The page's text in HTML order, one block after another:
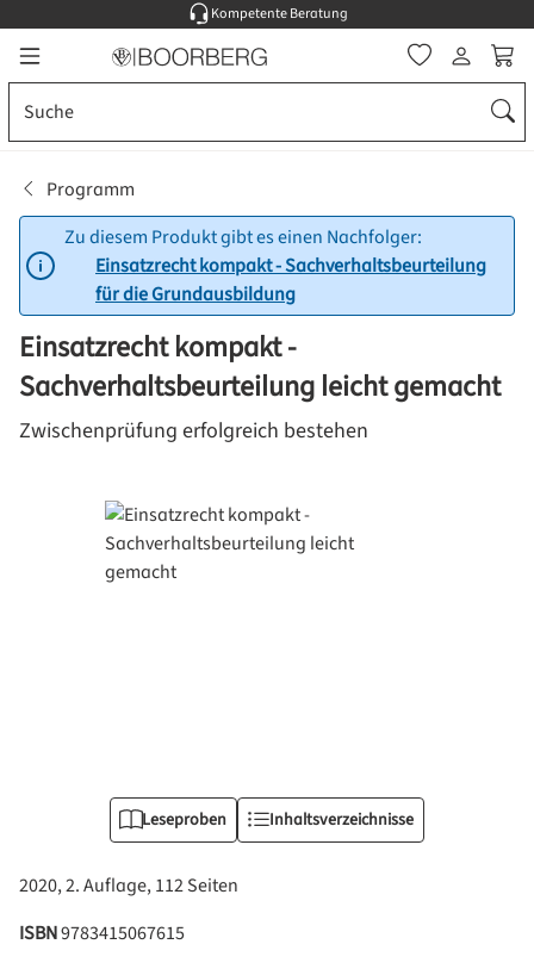
Zum Hauptinhalt springen
Kompetente Beratung
Programm
Zu diesem Produkt gibt es einen Nachfolger:
Einsatzrecht kompakt - Sachverhaltsbeurteilung
für die Grundausbildung
Einsatzrecht kompakt -
Sachverhaltsbeurteilung leicht gemacht
Zwischenprüfung erfolgreich bestehen
Bildergalerie überspringen
Leseproben Inhaltsverzeichnisse
2020, 2. Auflage, 112 Seiten
ISBN9783415067615